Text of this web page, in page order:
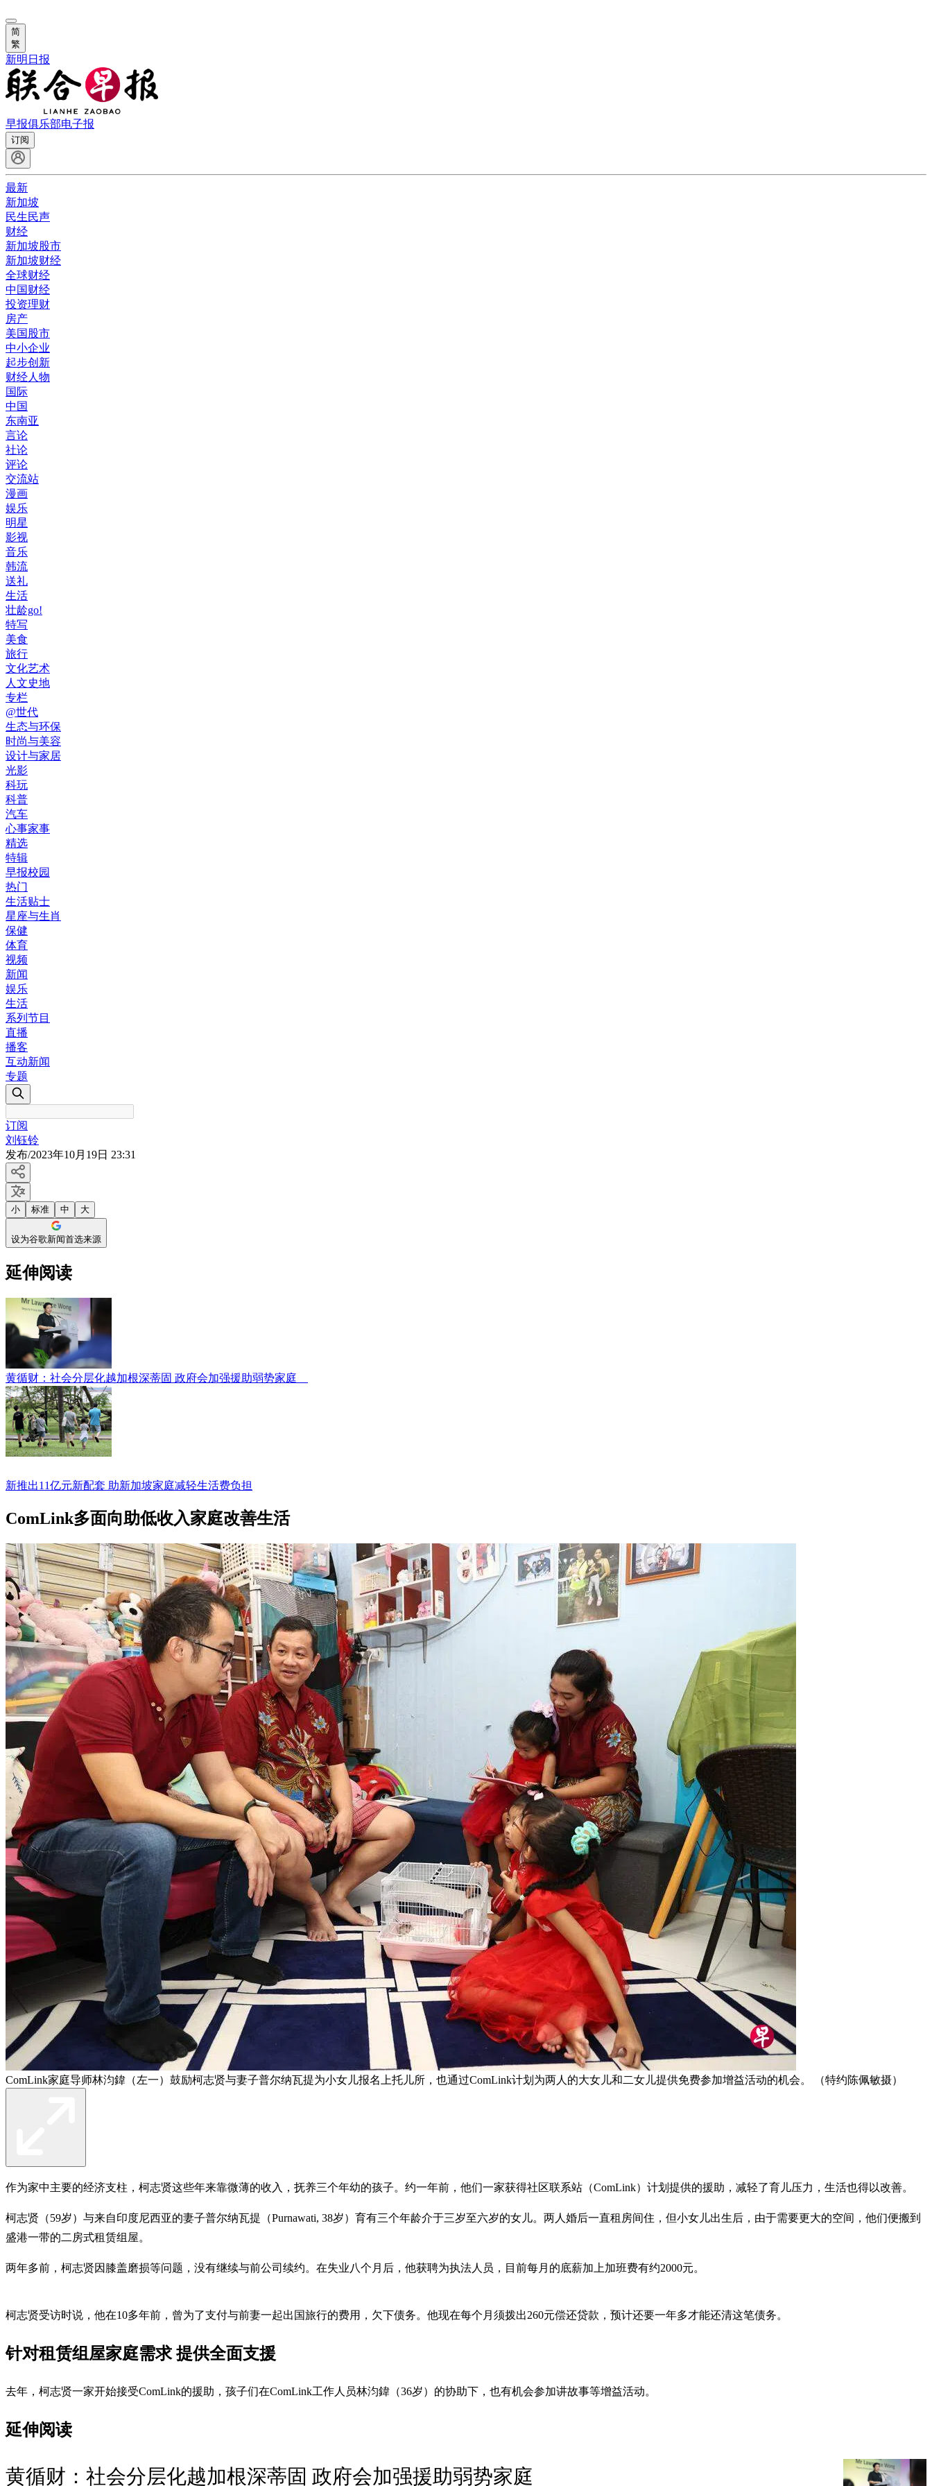
简
繁
新明日报
早报俱乐部电子报
订阅
最新
新加坡
民生民声
财经
新加坡股市
新加坡财经
全球财经
中国财经
投资理财
房产
美国股市
中小企业
起步创新
财经人物
国际
中国
东南亚
言论
社论
评论
交流站
漫画
娱乐
明星
影视
音乐
韩流
送礼
生活
壮龄go!
特写
美食
旅行
文化艺术
人文史地
专栏
@世代
生态与环保
时尚与美容
设计与家居
光影
科玩
科普
汽车
心事家事
精选
特辑
早报校园
热门
生活贴士
星座与生肖
保健
体育
视频
新闻
娱乐
生活
系列节目
直播
播客
互动新闻
专题
订阅
刘钰铃
发布/2023年10月19日 23:31
小 标准 中 大
设为谷歌新闻首选来源
延伸阅读
黄循财：社会分层化越加根深蒂固 政府会加强援助弱势家庭
新推出11亿元新配套 助新加坡家庭减轻生活费负担
ComLink多面向助低收入家庭改善生活
ComLink家庭导师林汮鍏（左一）鼓励柯志贤与妻子普尔纳瓦提为小女儿报名上托儿所，也通过ComLink计划为两人的大女儿和二女儿提供免费参加增益活动的机会。 （特约陈佩敏摄）
作为家中主要的经济支柱，柯志贤这些年来靠微薄的收入，抚养三个年幼的孩子。约一年前，他们一家获得社区联系站（ComLink）计划提供的援助，减轻了育儿压力，生活也得以改善。
柯志贤（59岁）与来自印度尼西亚的妻子普尔纳瓦提（Purnawati, 38岁）育有三个年龄介于三岁至六岁的女儿。两人婚后一直租房间住，但小女儿出生后，由于需要更大的空间，他们便搬到
盛港一带的二房式租赁组屋。
两年多前，柯志贤因膝盖磨损等问题，没有继续与前公司续约。在失业八个月后，他获聘为执法人员，目前每月的底薪加上加班费有约2000元。
柯志贤受访时说，他在10多年前，曾为了支付与前妻一起出国旅行的费用，欠下债务。他现在每个月须拨出260元偿还贷款，预计还要一年多才能还清这笔债务。
针对租赁组屋家庭需求 提供全面支援
去年，柯志贤一家开始接受ComLink的援助，孩子们在ComLink工作人员林汮鍏（36岁）的协助下，也有机会参加讲故事等增益活动。
延伸阅读
黄循财：社会分层化越加根深蒂固 政府会加强援助弱势家庭